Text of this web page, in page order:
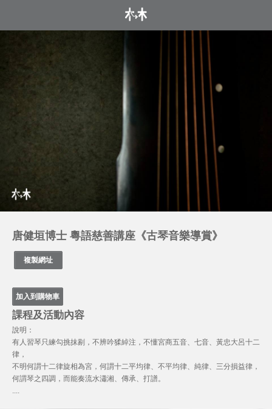
唐健垣博士 粵語慈善講座《古琴音樂導賞》
課程及活動內容
說明：
有人習琴只練勾挑抹剔，不辨吟猱綽注，不懂宮商五音、七音、黃忠大呂十二
律，
不明何謂十二律旋相為宮，何謂十二平均律、不平均律、純律、三分損益律，
何謂琴之四調，而能奏流水瀟湘、傳承、打譜。
....